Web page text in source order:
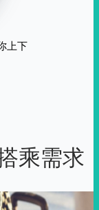
上下
乘需求